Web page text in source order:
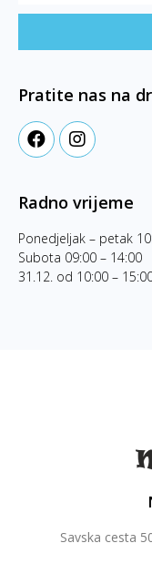
Pratite nas na
Radno vrijeme
Ponedjeljak – petak
Subota 09:00 – 14:00
31.12. od 10:00 –
Savska cesta